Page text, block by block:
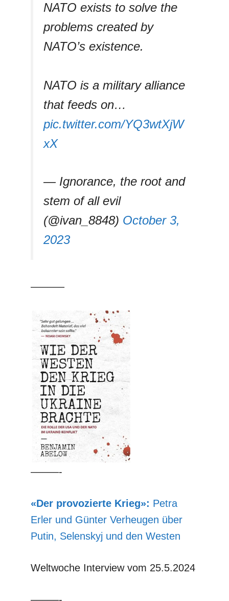
NATO exists to solve the
problems created by
NATO’s existence.
NATO is a military alliance
that feeds on…
pic.twitter.com/YQ3wtXjW
xX
— Ignorance, the root and
stem of all evil
(@ivan_8848) October 3,
2023
––––––
–––––-
«Der provozierte Krieg»: Petra
Erler und Günter Verheugen über
Putin, Selenskyj und den Westen
Weltwoche Interview vom 25.5.2024